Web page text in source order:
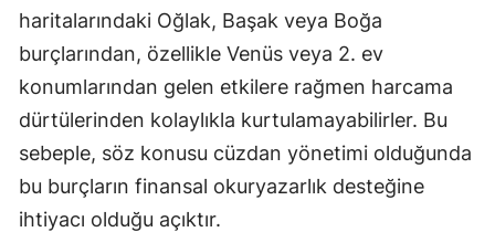
haritalarındaki Oğlak, Başak veya Boğa
burçlarından, özellikle Venüs veya 2. ev
konumlarından gelen etkilere rağmen harcama
dürtülerinden kolaylıkla kurtulamayabilirler. Bu
sebeple, söz konusu cüzdan yönetimi olduğunda
bu burçların finansal okuryazarlık desteğine
ihtiyacı olduğu açıktır.